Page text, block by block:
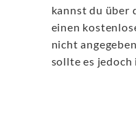
kannst du über
einen
nicht
sollte es